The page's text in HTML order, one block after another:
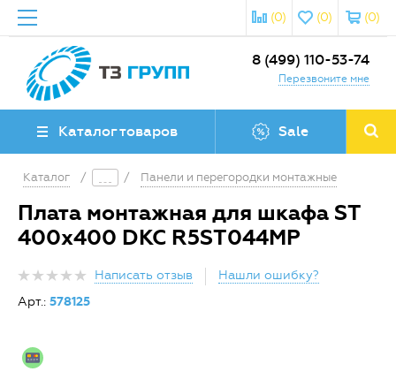
(0)
(0)
(0)
8 (499) 110-53-74
Перезвоните мне
Каталог товаров Sale
Каталог / / Панели и перегородки монтажные
Плата монтажная для шкафа ST
400х400 DKC R5ST044MP
Написать отзыв
Нашли ошибку?
Арт.: 578125